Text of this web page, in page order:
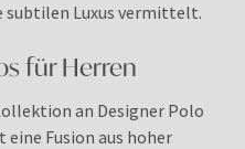
subtilen Luxus vermittelt.
für Herren
an Designer Polo
Fusion aus hoher